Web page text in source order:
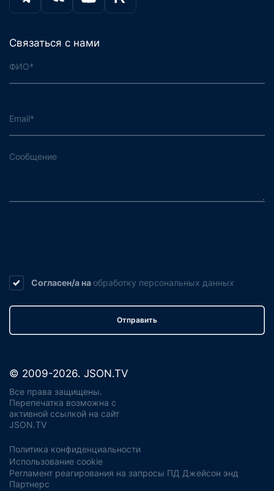
Связаться с нами
Согласен/а на обработку персональных данных
Отправить
© 2009-2026. JSON.TV
Все права защищены.
Перепечатка возможна с
активной ссылкой на сайт
JSON.TV
Политика конфиденциальности
Использование cookie
Регламент реагирования на запросы ПД Джейсон энд
Партнерс